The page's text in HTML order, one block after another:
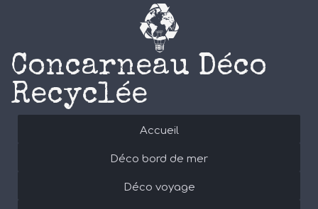
Concarneau Déco
Recyclée
Accueil
Déco bord de mer
Déco voyage